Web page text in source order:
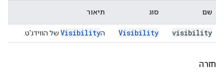
שם סוג תיאור
visibility
Visibility הVisibility של הווידג'ט.
חזרה